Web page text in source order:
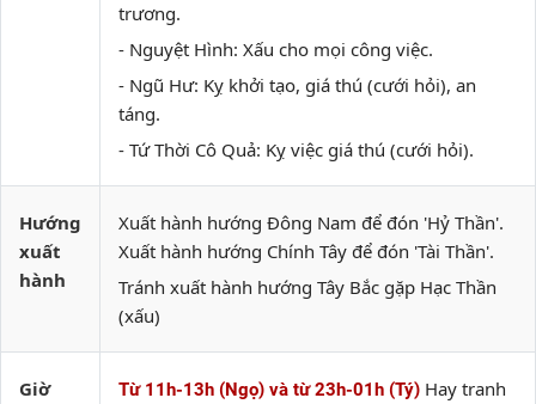
trương.
- Nguyệt Hình: Xấu cho mọi công việc.
- Ngũ Hư: Kỵ khởi tạo, giá thú (cưới hỏi), an
táng.
- Tứ Thời Cô Quả: Kỵ việc giá thú (cưới hỏi).
Hướng
xuất
hành
Xuất hành hướng Đông Nam để đón 'Hỷ Thần'.
Xuất hành hướng Chính Tây để đón 'Tài Thần'.
Tránh xuất hành hướng Tây Bắc gặp Hạc Thần
(xấu)
Giờ
Từ 11h-13h (Ngọ) và từ 23h-01h (Tý) Hay tranh